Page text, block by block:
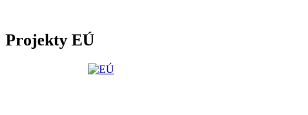
Projekty EÚ